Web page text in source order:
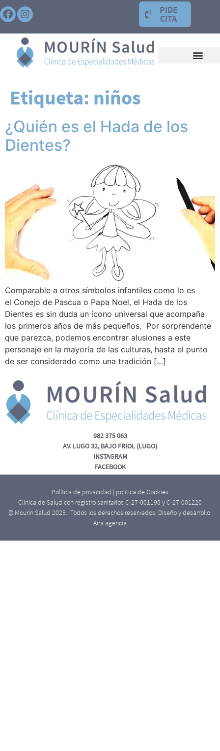
PIDE
CITA
Etiqueta: niños
¿Quién es el Hada de los
Dientes?
Comparable a otros símbolos infantiles como lo es
el Conejo de Pascua o Papa Noel, el Hada de los
Dientes es sin duda un ícono universal que acompaña
los primeros años de más pequeños. Por sorprendente
que parezca, podemos encontrar alusiones a este
personaje en la mayoría de las culturas, hasta el punto
de ser considerado como una tradición […]
982 375 063
AV. LUGO 32, BAJO FRIOL (LUGO)
INSTAGRAM
FACEBOOK
Política de privacidad | política de Cookies
Clínica de Salud con registro sanitarios C-27-001198 y C-27-001220
© Mourin Salud 2025. Todos los derechos reservados. Diseño y desarrollo:
Aira agencia